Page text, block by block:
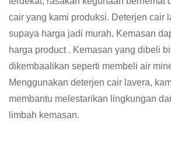
cair yang kami produksi. Deterjen cair
supaya harga jadi murah. Kemasan
harga product . Kemasan yang dibeli
dikembaalikan seperti membeli air
Menggunakan deterjen cair lavera,
membantu melestarikan lingkungan
limbah kemasan.